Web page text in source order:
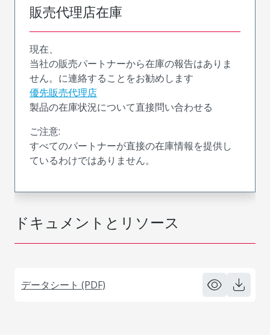
ドキュメントとリソース
データシート (PDF)
販売代理店在庫
現在、
当社の販売パートナーから在庫の報告はありま
せん。に連絡することをお勧めします
優先販売代理店
製品の在庫状況について直接問い合わせる
ご注意:
すべてのパートナーが直接の在庫情報を提供し
ているわけではありません。